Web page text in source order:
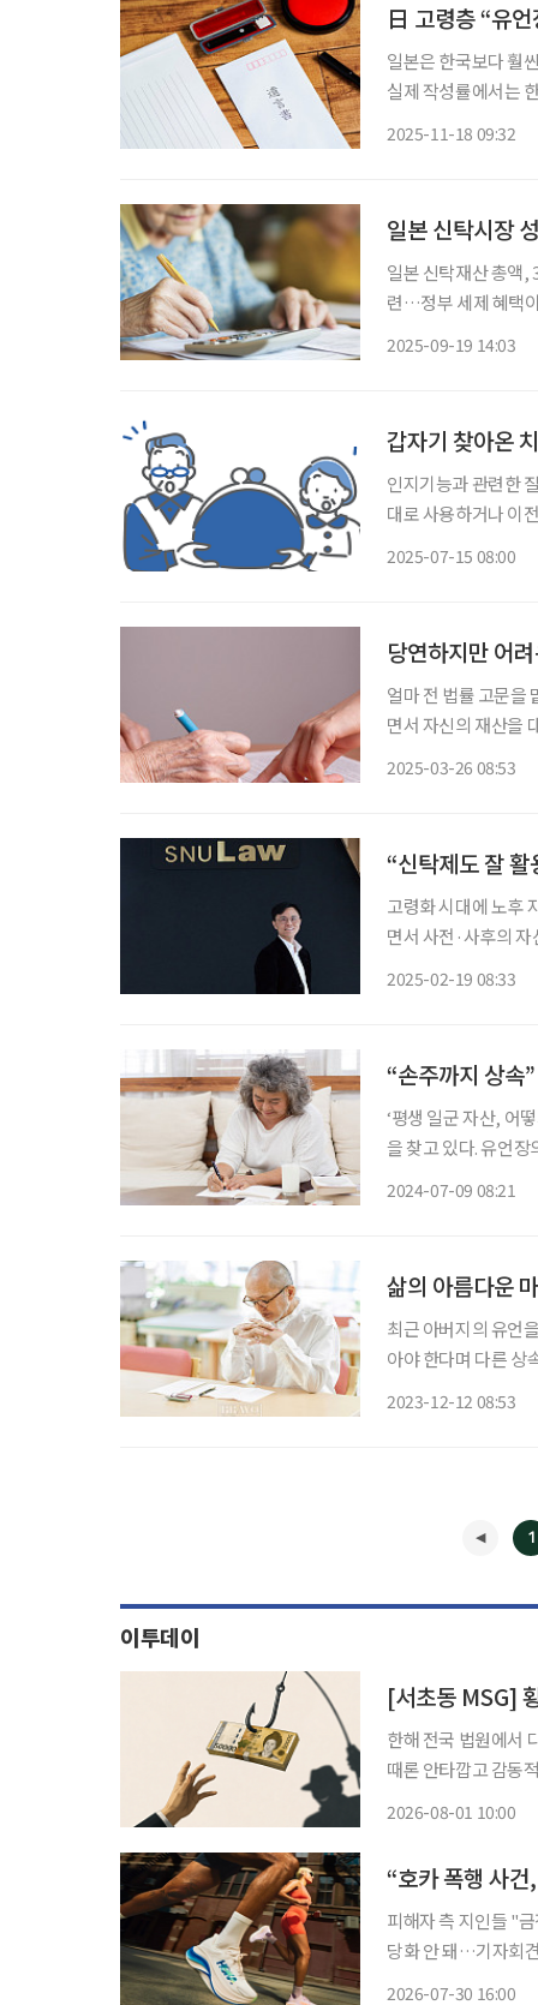
日 고령층 “유
일본은 한국보다 훨
실제 작성률에서는
2025-11-18 09:32
일본 신탁시장
일본 신탁재산 총액, 3월말 기
련…정부 세제 혜택이 본격적 성장 견인 교육자
2025-09-19 14:03
갑자기 찾아온
인지기능과 관련한
대로 사용하거나 이
2025-07-15 08:00
당연하지만 어
얼마 전 법률 고문을
면서 자신의 재산을
2025-03-26 08:53
“신탁제도 잘
고령화 시대에 노후
면서 사전·사후의
2025-02-19 08:33
“손주까지 상속
‘평생 일군 자산, 어
을 찾고 있다. 유언
2024-07-09 08:21
삶의 아름다운
최근 아버지의 유언
아야 한다며 다른 상
2023-12-12 08:53
1
이투데이
[서초동 MSG]
한해 전국 법원에서
때론 안타깝고 감동
2026-08-01 10:00
“호카 폭행 사
피해자 측 지인들 "
당화 안 돼…기자회견 검토" 지난해 12월 발생한 스포츠 브랜드 호
2026-07-30 16:00